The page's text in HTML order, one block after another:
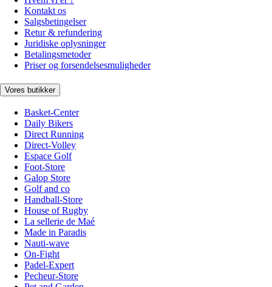
Kontakt os
Salgsbetingelser
Retur & refundering
Juridiske oplysninger
Betalingsmetoder
Priser og forsendelsesmuligheder
Vores butikker
Basket-Center
Daily Bikers
Direct Running
Direct-Volley
Espace Golf
Foot-Store
Galop Store
Golf and co
Handball-Store
House of Rugby
La sellerie de Maé
Made in Paradis
Nauti-wave
On-Fight
Padel-Expert
Pecheur-Store